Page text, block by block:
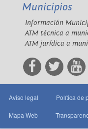
Municipios
Información
ATM técnica a
ATM jurídica a
Aviso legal Política de
Mapa Web